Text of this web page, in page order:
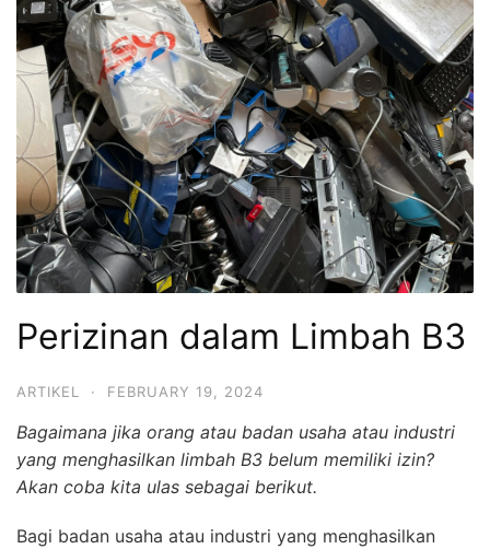
Perizinan dalam Limbah B3
ARTIKEL · FEBRUARY 19, 2024
Bagaimana jika orang atau badan usaha atau industri
yang menghasilkan limbah B3 belum memiliki izin?
Akan coba kita ulas sebagai berikut.
Bagi badan usaha atau industri yang menghasilkan